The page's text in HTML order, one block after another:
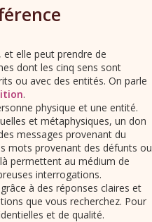
elle peut prendre de
dont les cinq sens sont
ou avec des entités. On parle
.
physique et une entité.
et métaphysiques, un don
messages provenant du
mots provenant des défunts ou
permettent au médium de
interrogations.
à des réponses claires et
que vous recherchez. Pour
et de qualité.